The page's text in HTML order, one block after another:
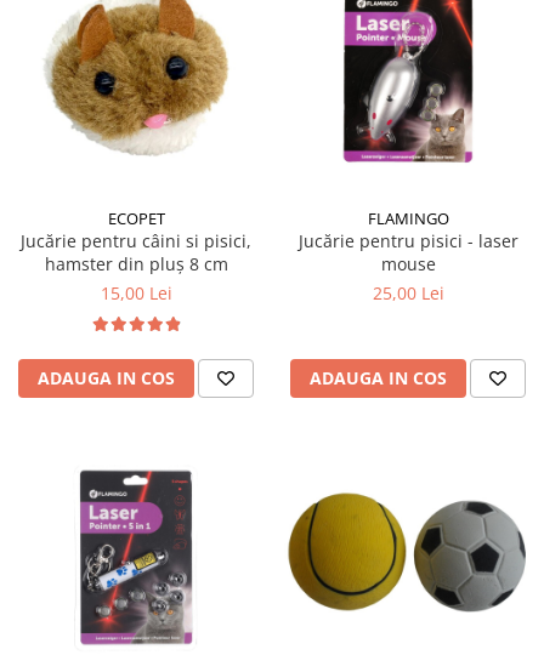
ECOPET
Jucărie pentru câini si pisici,
hamster din pluș 8 cm
15,00 Lei
ADAUGA IN COS
FLAMINGO
Jucărie pentru pisici - laser
mouse
25,00 Lei
ADAUGA IN COS